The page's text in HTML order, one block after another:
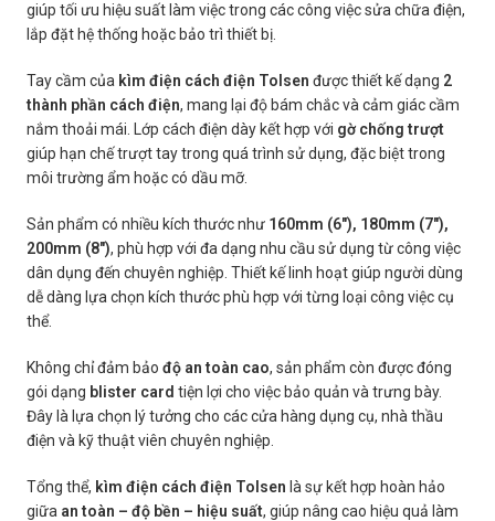
giúp tối ưu hiệu suất làm việc trong các công việc sửa chữa điện,
lắp đặt hệ thống hoặc bảo trì thiết bị.
Tay cầm của kìm điện cách điện Tolsen được thiết kế dạng 2
thành phần cách điện, mang lại độ bám chắc và cảm giác cầm
nắm thoải mái. Lớp cách điện dày kết hợp với gờ chống trượt
giúp hạn chế trượt tay trong quá trình sử dụng, đặc biệt trong
môi trường ẩm hoặc có dầu mỡ.
Sản phẩm có nhiều kích thước như 160mm (6″), 180mm (7″),
200mm (8″), phù hợp với đa dạng nhu cầu sử dụng từ công việc
dân dụng đến chuyên nghiệp. Thiết kế linh hoạt giúp người dùng
dễ dàng lựa chọn kích thước phù hợp với từng loại công việc cụ
thể.
Không chỉ đảm bảo độ an toàn cao, sản phẩm còn được đóng
gói dạng blister card tiện lợi cho việc bảo quản và trưng bày.
Đây là lựa chọn lý tưởng cho các cửa hàng dụng cụ, nhà thầu
điện và kỹ thuật viên chuyên nghiệp.
Tổng thể, kìm điện cách điện Tolsen là sự kết hợp hoàn hảo
giữa an toàn – độ bền – hiệu suất, giúp nâng cao hiệu quả làm